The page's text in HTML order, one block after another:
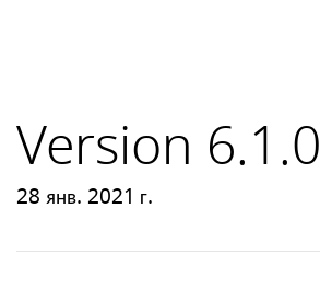
Version 6.1.0
28 янв. 2021 г.